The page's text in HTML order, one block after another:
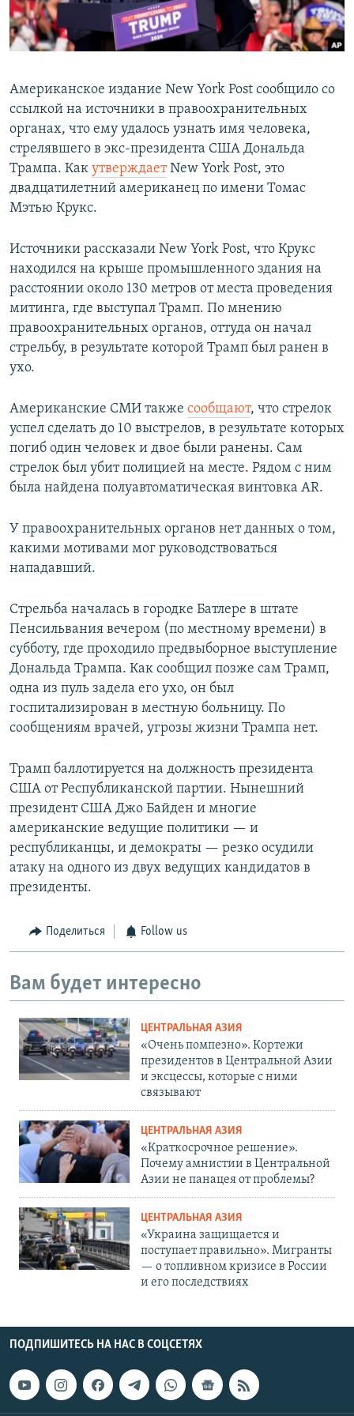
Американское издание New York Post сообщило со
ссылкой на источники в правоохранительных
органах, что ему удалось узнать имя человека,
стрелявшего в экс-президента США Дональда
Трампа. Как утверждаетNew York Post, это
двадцатилетний американец по имени Томас
Мэтью Крукс.
Источники рассказали New York Post, что Крукс
находился на крыше промышленного здания на
расстоянии около 130 метров от места проведения
митинга, где выступал Трамп. По мнению
правоохранительных органов, оттуда он начал
стрельбу, в результате которой Трамп был ранен в
ухо.
Американские СМИ также сообщают, что стрелок
успел сделать до 10 выстрелов, в результате которых
погиб один человек и двое были ранены. Сам
стрелок был убит полицией на месте. Рядом с ним
была найдена полуавтоматическая винтовка AR.
У правоохранительных органов нет данных о том,
какими мотивами мог руководствоваться
нападавший.
Стрельба началась в городке Батлере в штате
Пенсильвания вечером (по местному времени) в
субботу, где проходило предвыборное выступление
Дональда Трампа. Как сообщил позже сам Трамп,
одна из пуль задела его ухо, он был
госпитализирован в местную больницу. По
сообщениям врачей, угрозы жизни Трампа нет.
Трамп баллотируется на должность президента
США от Республиканской партии. Нынешний
президент США Джо Байден и многие
американские ведущие политики — и
республиканцы, и демократы — резко осудили
атаку на одного из двух ведущих кандидатов в
президенты.
Поделиться Follow us
Вам будет интересно
ЦЕНТРАЛЬНАЯ АЗИЯ
«Очень помпезно». Кортежи
президентов в Центральной Азии
и эксцессы, которые с ними
связывают
ЦЕНТРАЛЬНАЯ АЗИЯ
«Краткосрочное решение».
Почему амнистии в Центральной
Азии не панацея от проблемы?
ЦЕНТРАЛЬНАЯ АЗИЯ
«Украина защищается и
поступает правильно». Мигранты
— о топливном кризисе в России
и его последствиях
ПОДПИШИТЕСЬ НА НАС В СОЦСЕТЯХ